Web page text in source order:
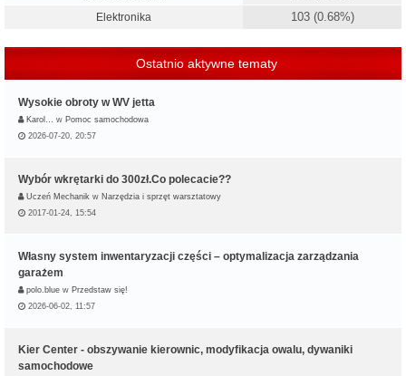
Elektronika 103 (0.68%)
Ostatnio aktywne tematy
Wysokie obroty w WV jetta
Karol… w Pomoc samochodowa
2026-07-20, 20:57
Wybór wkrętarki do 300zł.Co polecacie??
Uczeń Mechanik w Narzędzia i sprzęt warsztatowy
2017-01-24, 15:54
Własny system inwentaryzacji części – optymalizacja zarządzania
garażem
polo.blue w Przedstaw się!
2026-06-02, 11:57
Kier Center - obszywanie kierownic, modyfikacja owalu, dywaniki
samochodowe